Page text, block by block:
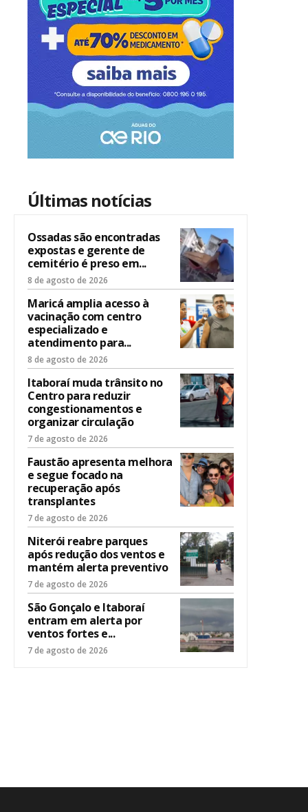
Últimas notícias
Ossadas são encontradas
expostas e gerente de
cemitério é preso em...
8 de agosto de 2026
Maricá amplia acesso à
vacinação com centro
especializado e
atendimento para...
8 de agosto de 2026
Itaboraí muda trânsito no
Centro para reduzir
congestionamentos e
organizar circulação
7 de agosto de 2026
Faustão apresenta melhora
e segue focado na
recuperação após
transplantes
7 de agosto de 2026
Niterói reabre parques
após redução dos ventos e
mantém alerta preventivo
7 de agosto de 2026
São Gonçalo e Itaboraí
entram em alerta por
ventos fortes e...
7 de agosto de 2026